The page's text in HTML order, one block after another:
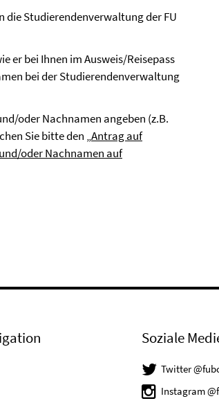
die Studierendenverwaltung der FU
er bei Ihnen im Ausweis/Reisepass
bei der Studierendenverwaltung
oder Nachnamen angeben (z.B.
Sie bitte den „Antrag auf
oder Nachnamen auf
Soziale
Twitter
Instagram